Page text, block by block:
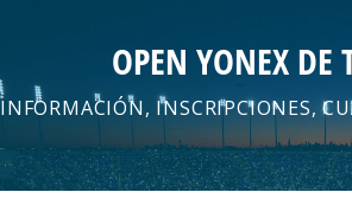
OPEN YONEX DE
INFORMACIÓN, INSCRIPCIONES,